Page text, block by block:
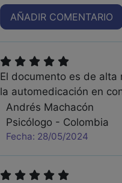
AÑADIR COMENTARIO
El documento es de
la automedicación en
Andrés Machacón
Psicólogo - Colombia
Fecha: 28/05/2024